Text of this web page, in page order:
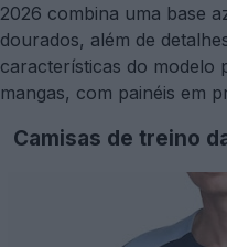
2026 combina uma base
dourados, além de
características do modelo
mangas, com painéis em
Camisas de treino